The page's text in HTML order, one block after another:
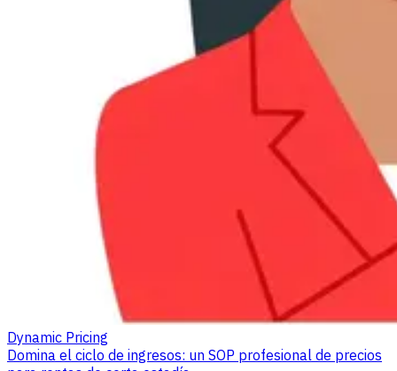
Dynamic Pricing
Domina el ciclo de ingresos: un SOP profesional de precios